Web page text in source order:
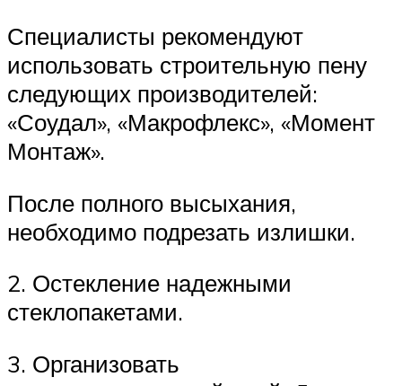
Специалисты рекомендуют
использовать строительную пену
следующих производителей:
«Соудал», «Макрофлекс», «Момент
Монтаж».
После полного высыхания,
необходимо подрезать излишки.
2. Остекление надежными
стеклопакетами.
3. Организовать